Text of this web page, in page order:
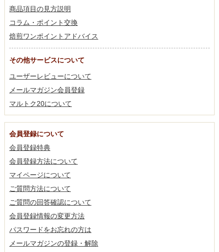
商品項目の見方説明
コラム・ポイント交換
焙煎ワンポイントアドバイス
その他サービスについて
ユーザーレビューについて
メールマガジン会員登録
マルトク20について
会員登録について
会員登録特典
会員登録方法について
マイページについて
ご質問方法について
ご質問の回答確認について
会員登録情報の変更方法
パスワードをお忘れの方は
メールマガジンの登録・解除